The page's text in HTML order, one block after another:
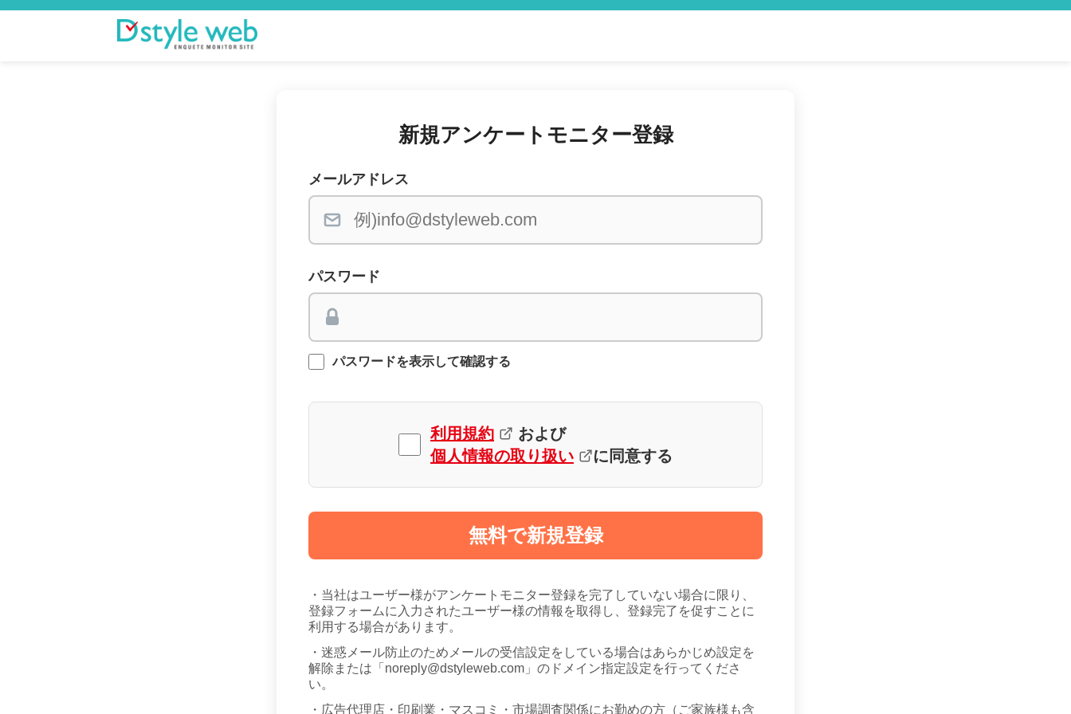
新規アンケートモニター登録
メールアドレス
パスワード
パスワードを表示して確認する
利用規約
および
個人情報の取り扱い
に同意する
無料で新規登録
・当社はユーザー様がアンケートモニター登録を完了していない場合に限り、
登録フォームに入力されたユーザー様の情報を取得し、登録完了を促すことに
利用する場合があります。
・迷惑メール防止のためメールの受信設定をしている場合はあらかじめ設定を
解除または「noreply@dstyleweb.com」のドメイン指定設定を行ってくださ
い。
・広告代理店・印刷業・マスコミ・市場調査関係にお勤めの方（ご家族様も含